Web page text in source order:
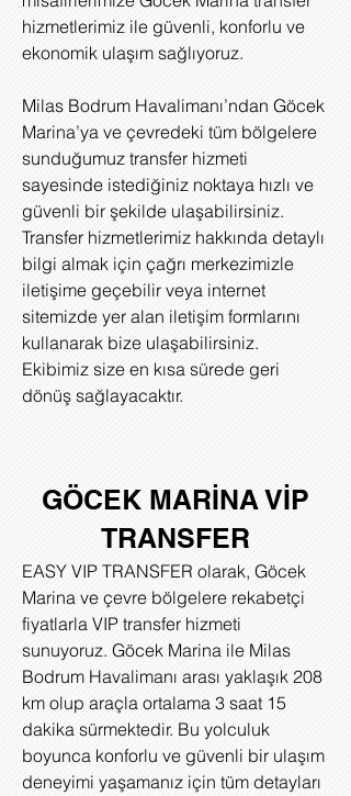
hizmetlerimiz ile güvenli, konforlu ve
ekonomik ulaşım sağlıyoruz.
Milas Bodrum Havalimanı’ndan Göcek
Marina’ya ve çevredeki tüm bölgelere
sunduğumuz transfer hizmeti
sayesinde istediğiniz noktaya hızlı ve
güvenli bir şekilde ulaşabilirsiniz.
Transfer hizmetlerimiz hakkında detaylı
bilgi almak için çağrı merkezimizle
iletişime geçebilir veya internet
sitemizde yer alan iletişim formlarını
kullanarak bize ulaşabilirsiniz.
Ekibimiz size en kısa sürede geri
dönüş sağlayacaktır.
GÖCEK MARİNA VİP
TRANSFER
EASY VIP TRANSFER olarak, Göcek
Marina ve çevre bölgelere rekabetçi
fiyatlarla VIP transfer hizmeti
sunuyoruz. Göcek Marina ile Milas
Bodrum Havalimanı arası yaklaşık 208
km olup araçla ortalama 3 saat 15
dakika sürmektedir. Bu yolculuk
boyunca konforlu ve güvenli bir ulaşım
deneyimi yaşamanız için tüm detayları